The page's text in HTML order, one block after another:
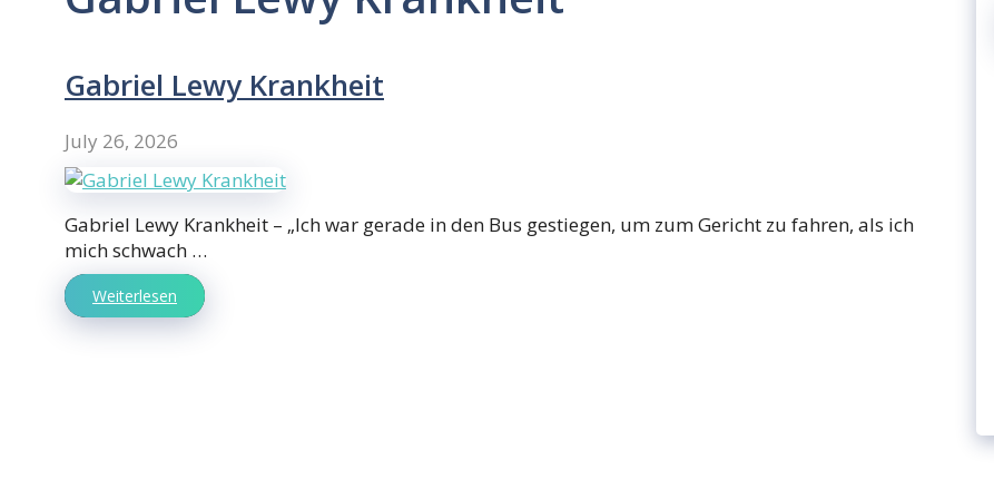
Gabriel Lewy Krankheit
July 26, 2026
Gabriel Lewy Krankheit – „Ich war gerade in den Bus gestiegen, um zum Gericht zu fahren, als ich
mich schwach …
Weiterlesen